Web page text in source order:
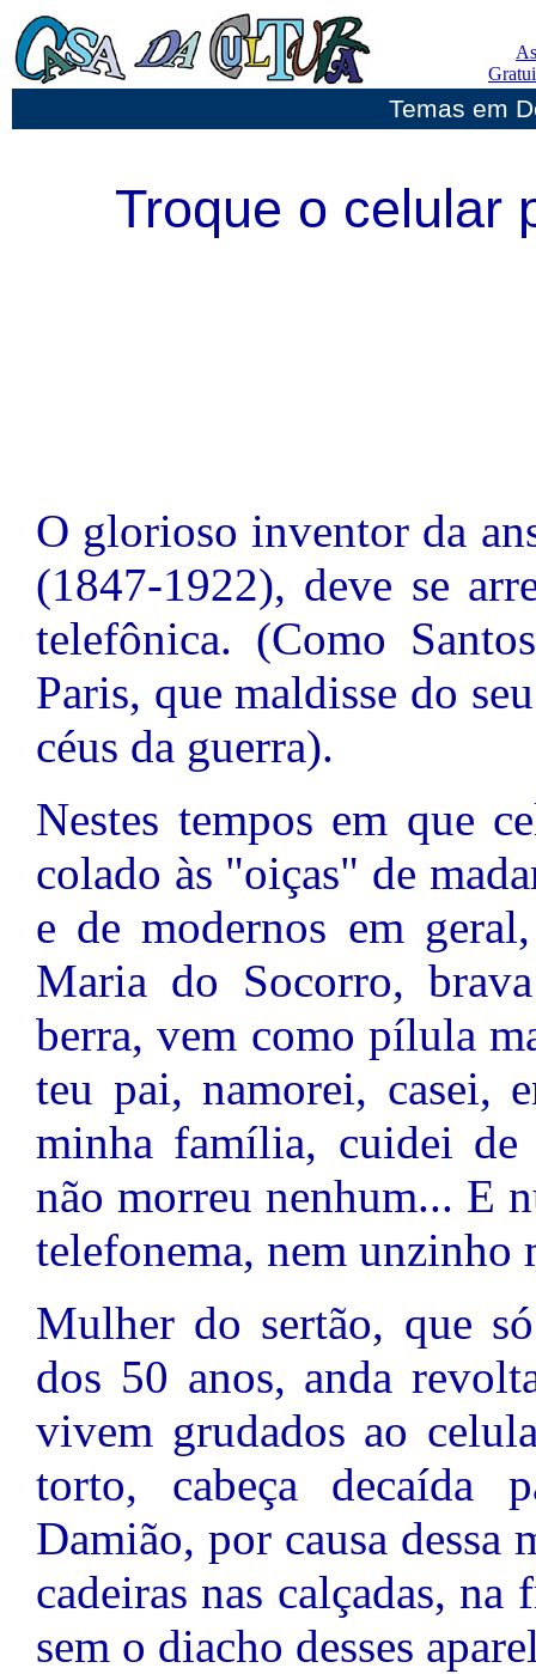
Temas em
Troque o celular
O glorioso inventor da
(1847-1922), deve se
telefônica. (Como
Paris, que maldisse do
céus da guerra).
Nestes tempos em que
colado às "oiças" de
e de modernos em
Maria do Socorro,
berra, vem como pílula
teu pai, namorei, casei,
minha família, cuidei de
não morreu nenhum... E
telefonema, nem unzinho
Mulher do sertão, que
dos 50 anos, anda
vivem grudados ao
torto, cabeça decaída
Damião, por causa dessa
cadeiras nas calçadas, na
sem o diacho desses